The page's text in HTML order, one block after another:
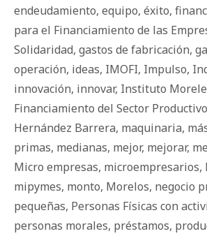
endeudamiento, equipo, éxito,
para el Financiamiento de las
Solidaridad, gastos de fabricación,
operación, ideas, IMOFI, Impulso,
innovación, innovar, Instituto
Financiamiento del Sector Productivo
Hernández Barrera, maquinaria,
primas, medianas, mejor, mejorar,
Micro empresas, microempresarios,
mipymes, monto, Morelos, negocio
pequeñas, Personas Físicas con
personas morales, préstamos,